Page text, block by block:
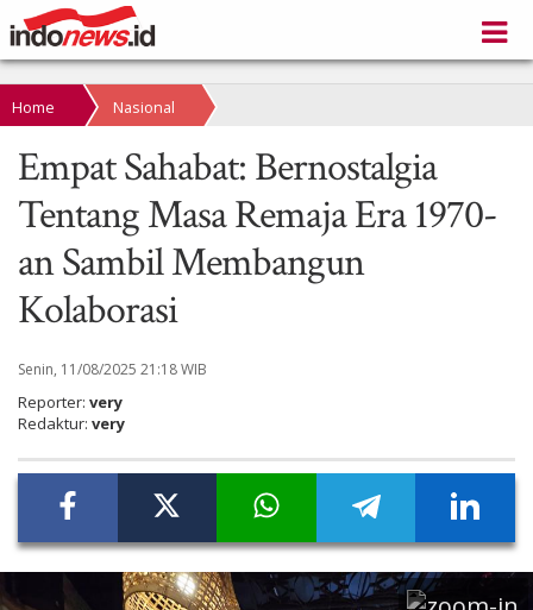
Home Nasional
Empat Sahabat: Bernostalgia
Tentang Masa Remaja Era 1970-
an Sambil Membangun
Kolaborasi
Senin, 11/08/2025 21:18 WIB
Reporter: very
Redaktur: very